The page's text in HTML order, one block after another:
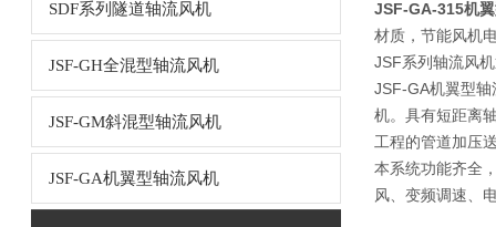
SDF系列隧道轴流风机
JSF-GH全混型轴流风机
JSF-GM斜混型轴流风机
JSF-GA机翼型轴流风机
JSF-GA-315机
材质，节能风机
JSF系列轴流风
JSF-GA机翼型
机。具有短距离
工程的管道加压
本系统功能齐全
风、变频调速、